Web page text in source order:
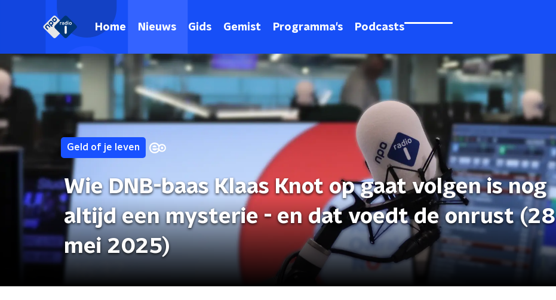
Home Nieuws Gids Gemist Programma's Podcasts
Geld of je leven
Wie DNB-baas Klaas Knot op gaat volgen is nog
altijd een mysterie - en dat voedt de onrust (28
mei 2025)